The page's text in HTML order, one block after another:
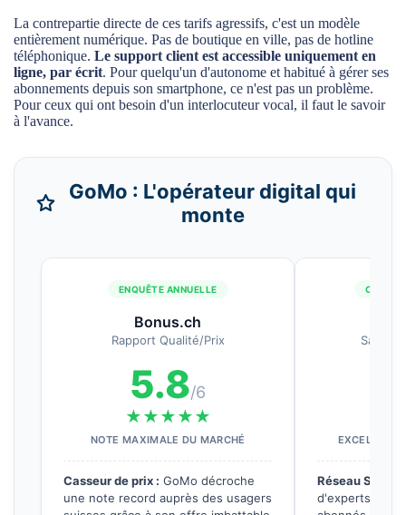
La contrepartie directe de ces tarifs agressifs, c'est un modèle
entièrement numérique. Pas de boutique en ville, pas de hotline
téléphonique. Le support client est accessible uniquement en
ligne, par écrit. Pour quelqu'un d'autonome et habitué à gérer ses
abonnements depuis son smartphone, ce n'est pas un problème.
Pour ceux qui ont besoin d'un interlocuteur vocal, il faut le savoir
à l'avance.
GoMo : L'opérateur digital qui
monte
ENQUÊTE ANNUELLE
Bonus.ch
Rapport Qualité/Prix
5.8/6
★★★★★
NOTE MAXIMALE DU MARCHÉ
Casseur de prix : GoMo décroche
une note record auprès des usagers
EXCELLENT
Réseau Salt &
d'experts